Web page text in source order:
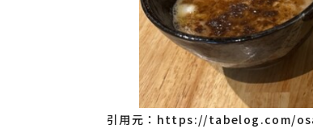
引用元： https://tabelog.com/